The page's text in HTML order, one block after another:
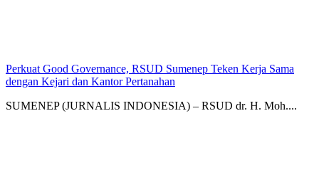
Perkuat Good Governance, RSUD Sumenep Teken Kerja Sama
dengan Kejari dan Kantor Pertanahan
SUMENEP (JURNALIS INDONESIA) – RSUD dr. H. Moh....